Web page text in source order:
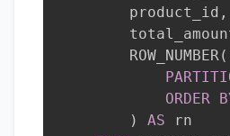
        product_id
,
        ROW_NUMBER
(
ORDER
)
AS rn